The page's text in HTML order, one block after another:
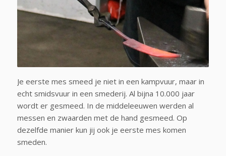
Je eerste mes smeed je niet in een kampvuur, maar in
echt smidsvuur in een smederij. Al bijna 10.000 jaar
wordt er gesmeed. In de middeleeuwen werden al
messen en zwaarden met de hand gesmeed. Op
dezelfde manier kun jij ook je eerste mes komen
smeden.